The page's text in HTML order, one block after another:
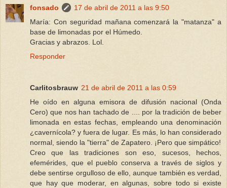
fonsado
17 de abril de 2011 a las 9:50
María: Con seguridad mañana comenzará la "matanza" a
base de limonadas por el Húmedo.
Gracias y abrazos. Lol.
Responder
Carlitosbrauw 21 de abril de 2011 a las 0:59
He oído en alguna emisora de difusión nacional (Onda
Cero) que nos han tachado de .... por la tradición de beber
limonada en estas fechas, empleando una denominación
¿cavernícola? y fuera de lugar. Es más, lo han considerado
normal, siendo la "tierra" de Zapatero. ¡Pero que simpático!
Creo que las tradiciones son eso, sucesos, hechos,
efemérides, que el pueblo conserva a través de siglos y
debe sentirse orgulloso de ello, aunque también es verdad,
que hay que moderar, en algunas, sobre todo si existe